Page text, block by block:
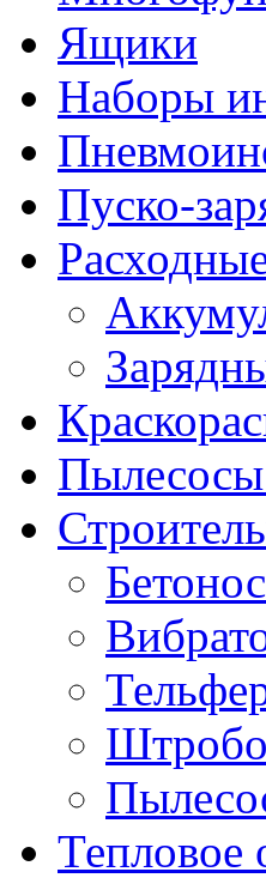
Ящики
Наборы
Пуско-
Пылесосы
Тепловое